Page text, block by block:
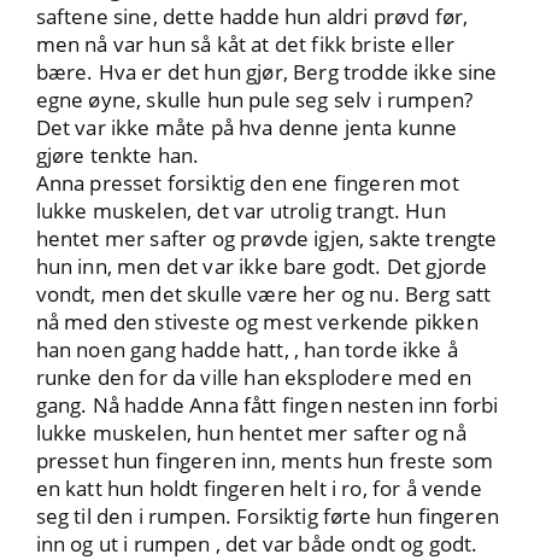
saftene sine, dette hadde hun aldri prøvd før,
men nå var hun så kåt at det fikk briste eller
bære. Hva er det hun gjør, Berg trodde ikke sine
egne øyne, skulle hun pule seg selv i rumpen?
Det var ikke måte på hva denne jenta kunne
gjøre tenkte han.
Anna presset forsiktig den ene fingeren mot
lukke muskelen, det var utrolig trangt. Hun
hentet mer safter og prøvde igjen, sakte trengte
hun inn, men det var ikke bare godt. Det gjorde
vondt, men det skulle være her og nu. Berg satt
nå med den stiveste og mest verkende pikken
han noen gang hadde hatt, , han torde ikke å
runke den for da ville han eksplodere med en
gang. Nå hadde Anna fått fingen nesten inn forbi
lukke muskelen, hun hentet mer safter og nå
presset hun fingeren inn, ments hun freste som
en katt hun holdt fingeren helt i ro, for å vende
seg til den i rumpen. Forsiktig førte hun fingeren
inn og ut i rumpen , det var både ondt og godt.